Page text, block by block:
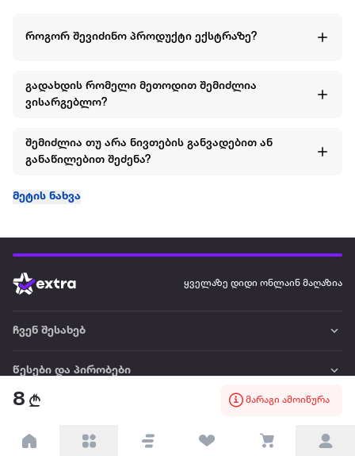
8 მარაგი ამოიწურა
როგორ შევიძინო პროდუქტი ექსტრაზე?
გადახდის რომელი მეთოდით შემიძლია
ვისარგებლო?
შემიძლია თუ არა ნივთების განვადებით ან
განაწილებით შეძენა?
მეტის ნახვა
ყველაზე დიდი ონლაინ მაღაზია
ჩვენ შესახებ
წესები და პირობები
პარტნიორებისთვის
ტრენდული